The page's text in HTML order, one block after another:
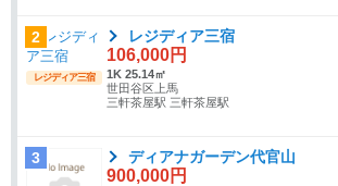
2
レジディア三宿
レジディア三宿
106,000円
1K 25.14㎡
世田谷区上馬
三軒茶屋駅 三軒茶屋駅
3 ディアナガーデン代官山
900,000円